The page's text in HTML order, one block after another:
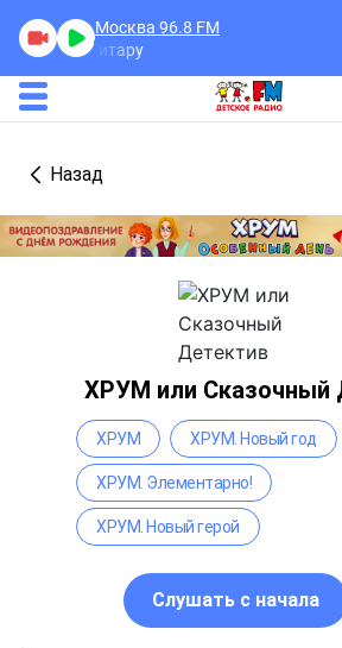
Москва 96.8 FM
Шарики
Назад
ХРУМ или Сказочный
ХРУМ ХРУМ. Новый год
ХРУМ. Элементарно!
ХРУМ. Новый герой
Слушать с начала